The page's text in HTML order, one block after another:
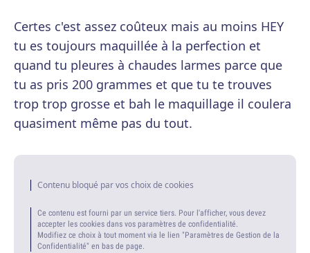
Certes c'est assez coûteux mais au moins HEY
tu es toujours maquillée à la perfection et
quand tu pleures à chaudes larmes parce que
tu as pris 200 grammes et que tu te trouves
trop trop grosse et bah le maquillage il coulera
quasiment même pas du tout.
Contenu bloqué par vos choix de cookies
Ce contenu est fourni par un service tiers. Pour l'afficher, vous devez
accepter les cookies dans vos paramètres de confidentialité.
Modifiez ce choix à tout moment via le lien "Paramètres de Gestion de la
Confidentialité" en bas de page.